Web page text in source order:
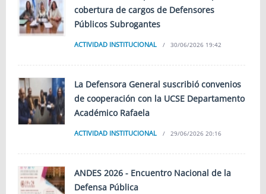
cobertura de cargos de Defensores
Públicos Subrogantes
ACTIVIDAD INSTITUCIONAL 30/06/2026 19:42
La Defensora General suscribió convenios
de cooperación con la UCSE Departamento
Académico Rafaela
ACTIVIDAD INSTITUCIONAL 29/06/2026 20:16
ANDES 2026 - Encuentro Nacional de la
Defensa Pública